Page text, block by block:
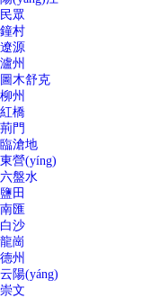
民眾
鐘村
遼源
瀘州
圖木舒克
柳州
紅橋
荊門
臨滄地
東營(yíng)
六盤水
鹽田
南匯
白沙
龍崗
德州
云陽(yáng)
崇文